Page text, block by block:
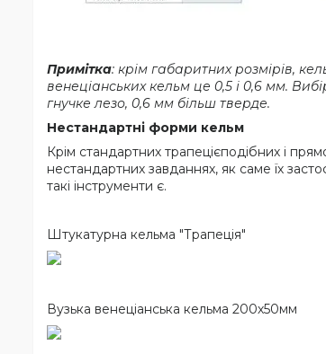
Примітка: крім габаритних розмірів,
венеціанських кельм це 0,5 і 0,6 мм.
гнучке лезо, 0,6 мм більш тверде.
Нестандартні форми кельм
Крім стандартних трапецієподібних і
нестандартних завданнях, як саме їх
такі інструменти є.
Штукатурна кельма "Трапеція"
Вузька венеціанська кельма 200х50мм